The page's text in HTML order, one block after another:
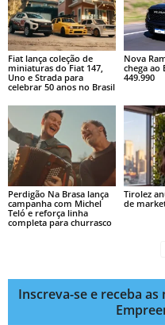
Fiat lança coleção de
miniaturas do Fiat 147,
Uno e Strada para
celebrar 50 anos no Brasil
Nova
chega ao
449.990
Perdigão Na Brasa lança
campanha com Michel
Teló e reforça linha
completa para churrasco
Tirolez
de
Inscreva-se e receba